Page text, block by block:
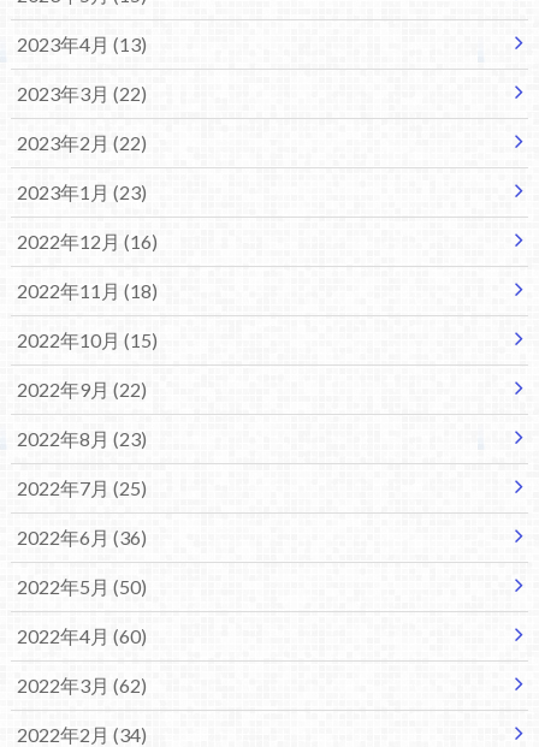
2023年4月 (13)
2023年3月 (22)
2023年2月 (22)
2023年1月 (23)
2022年12月 (16)
2022年11月 (18)
2022年10月 (15)
2022年9月 (22)
2022年8月 (23)
2022年7月 (25)
2022年6月 (36)
2022年5月 (50)
2022年4月 (60)
2022年3月 (62)
2022年2月 (34)